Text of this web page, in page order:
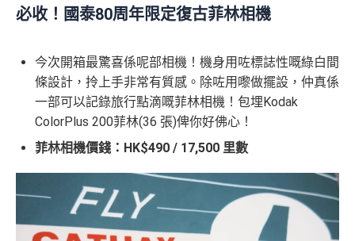
必收！國泰80周年限定復古菲林相機
今次開箱最驚喜係呢部相機！機身用咗標誌性嘅綠白間
條設計，拎上手非常有質感。除咗用嚟做擺設，仲真係
一部可以記錄旅行點滴嘅菲林相機！包埋Kodak
ColorPlus 200菲林(36 張)俾你好佛心！
菲林相機價錢：HK$490 / 17,500 里數